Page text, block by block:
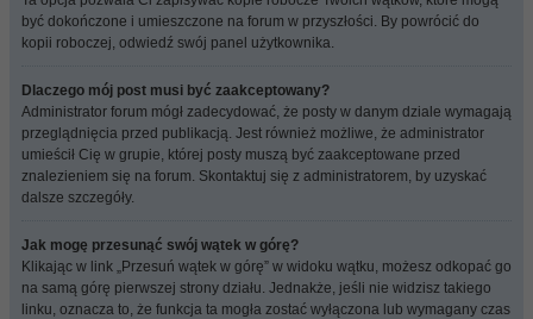
być dokończone i umieszczone na forum w przyszłości. By powrócić do
kopii roboczej, odwiedź swój panel użytkownika.
Dlaczego mój post musi być zaakceptowany?
Administrator forum mógł zadecydować, że posty w danym dziale wymagają
przeglądnięcia przed publikacją. Jest również możliwe, że administrator
umieścił Cię w grupie, której posty muszą być zaakceptowane przed
znalezieniem się na forum. Skontaktuj się z administratorem, by uzyskać
dalsze szczegóły.
Jak mogę przesunąć swój wątek w górę?
Klikając w link „Przesuń wątek w górę” w widoku wątku, możesz odkopać go
na samą górę pierwszej strony działu. Jednakże, jeśli nie widzisz takiego
linku, oznacza to, że funkcja ta mogła zostać wyłączona lub wymagany czas